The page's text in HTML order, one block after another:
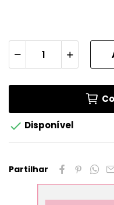
 Disponível
Partilhar